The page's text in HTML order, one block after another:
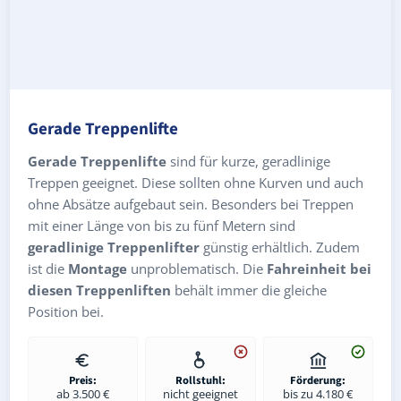
Gerade Treppenlifte
Gerade Treppenlifte sind für kurze, geradlinige
Treppen geeignet. Diese sollten ohne Kurven und auch
ohne Absätze aufgebaut sein. Besonders bei Treppen
mit einer Länge von bis zu fünf Metern sind
geradlinige Treppenlifter günstig erhältlich. Zudem
ist die Montage unproblematisch. Die Fahreinheit bei
diesen Treppenliften behält immer die gleiche
Position bei.
Preis:
ab 3.500 €
Rollstuhl:
nicht geeignet
Förderung:
bis zu 4.180 €